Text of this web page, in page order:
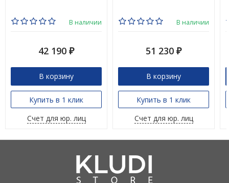
В наличии
42 190 ₽
В корзину
Купить в 1 клик
Счет для юр. лиц
В наличии
51 230 ₽
В корзину
Купить в 1 клик
Счет для юр. лиц